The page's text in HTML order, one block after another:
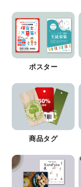
ポスター
商品タグ